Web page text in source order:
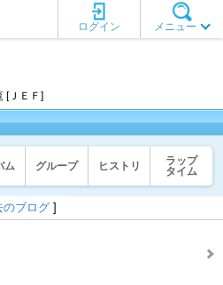
メニュー
ログイン
[ＪＥＦ]
ム グループ ヒストリ
ラップ
タイム
のブログ ]